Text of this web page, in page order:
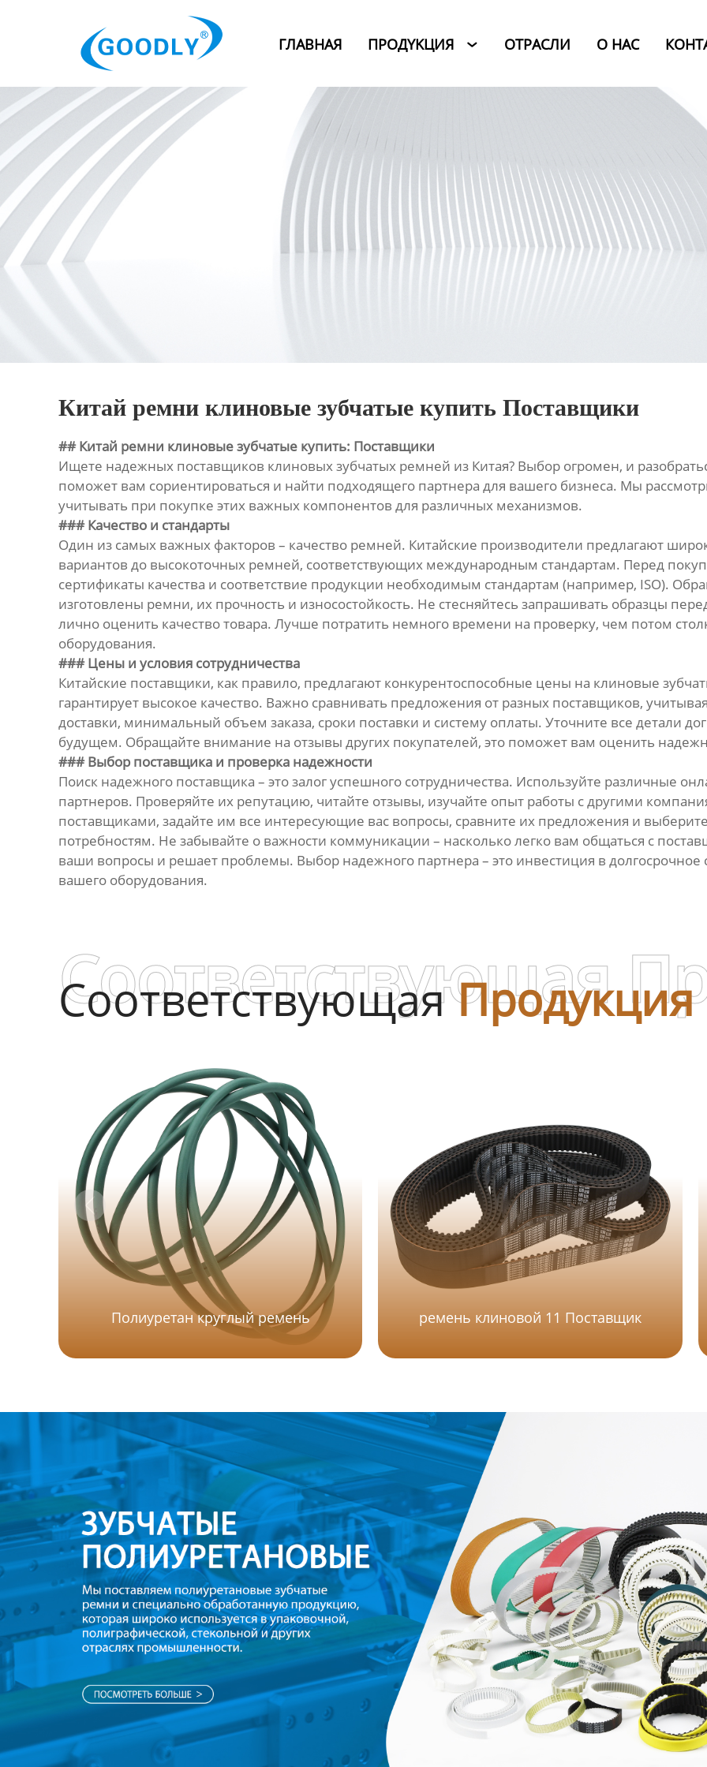
ГЛАВНАЯ ПРОДYKЦИЯ  ОТРАСЛИ O HAC
ОТРАСЛИ
Категория
Новости
Контакты
Китай ремни клиновые зубчатые купить Поставщики
## Китай ремни клиновые зубчатые купить: Поставщики
Ищете надежных поставщиков клиновых зубчатых ремней из Китая? Выбор огромен, и
поможет вам сориентироваться и найти подходящего партнера для вашего бизнеса. Мы
учитывать при покупке этих важных компонентов для различных механизмов.
### Качество и стандарты
Один из самых важных факторов – качество ремней. Китайские производители предлагают
вариантов до высокоточных ремней, соответствующих международным стандартам. Перед
сертификаты качества и соответствие продукции необходимым стандартам (например, ISO).
изготовлены ремни, их прочность и износостойкость. Не стесняйтесь запрашивать образцы
лично оценить качество товара. Лучше потратить немного времени на проверку, чем потом
оборудования.
### Цены и условия сотрудничества
Китайские поставщики, как правило, предлагают конкурентоспособные цены на клиновые
гарантирует высокое качество. Важно сравнивать предложения от разных поставщиков,
доставки, минимальный объем заказа, сроки поставки и систему оплаты. Уточните все детали
будущем. Обращайте внимание на отзывы других покупателей, это поможет вам оценить
### Выбор поставщика и проверка надежности
Поиск надежного поставщика – это залог успешного сотрудничества. Используйте различные
партнеров. Проверяйте их репутацию, читайте отзывы, изучайте опыт работы с другими
поставщиками, задайте им все интересующие вас вопросы, сравните их предложения и
потребностям. Не забывайте о важности коммуникации – насколько легко вам общаться с
ваши вопросы и решает проблемы. Выбор надежного партнера – это инвестиция в долгосрочное
вашего оборудования.
СоответствующаяПродукция
Соответствующая
Полиуретан круглый ремень ремень клиновой 11 Поставщик